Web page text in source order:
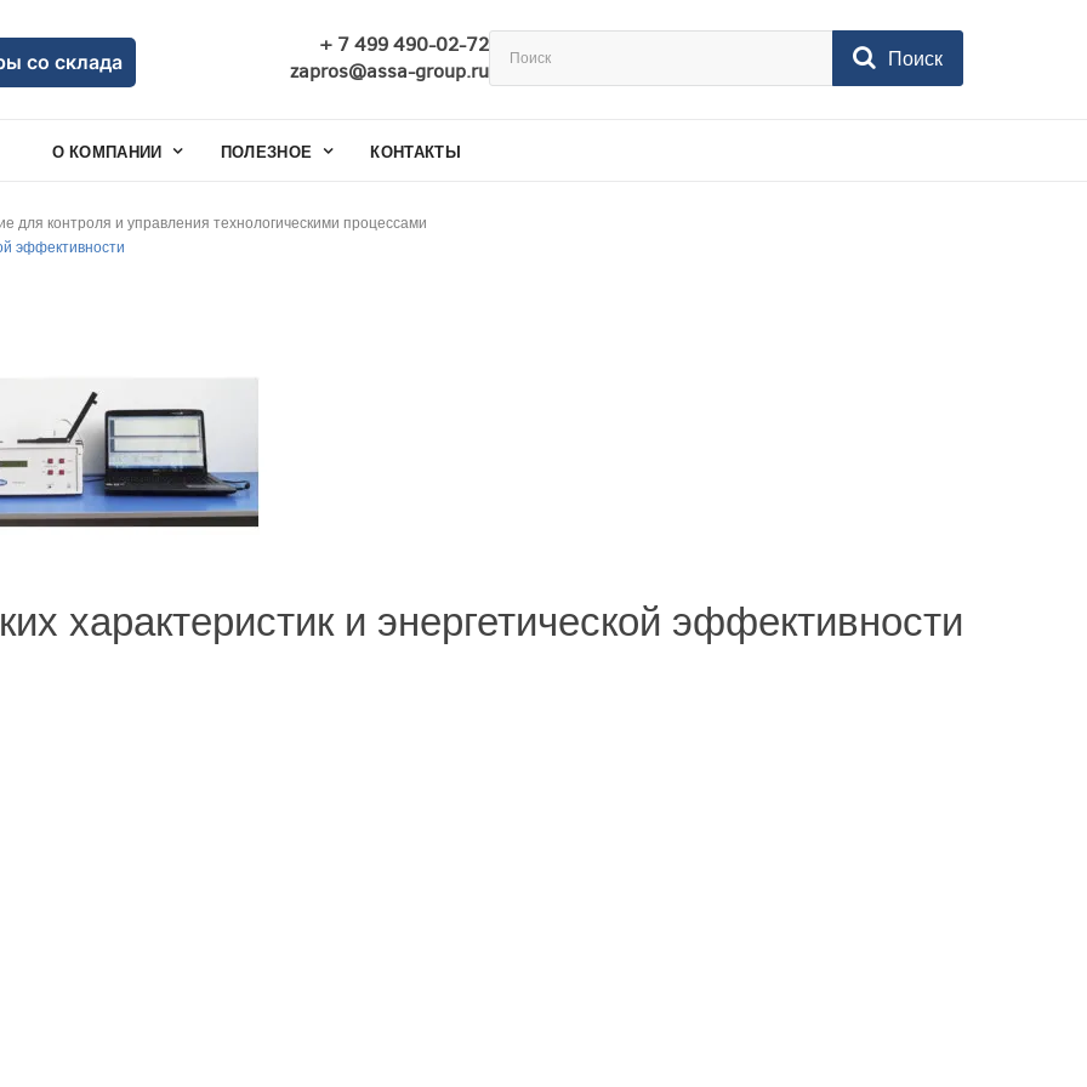
со склада
+ 7 499 490-02-72
zapros@assa-group.ru
Поиск
О КОМПАНИИ ПОЛЕЗНОЕ КОНТАКТЫ
для контроля и управления технологическими процессами
эффективности
характеристик и энергетической эффективности